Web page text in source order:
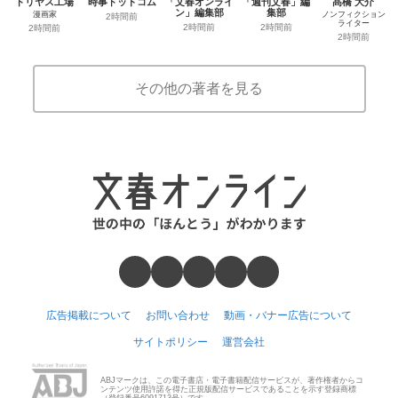
漫画家
2時間前
2時間前
ン」編集部
2時間前
集部
2時間前
ノンフィクション
ライター
2時間前
その他の著者を見る
広告掲載について お問い合わせ 動画・バナー広告について
サイトポリシー 運営会社
ABJマークは、この電子書店・電子書籍配信サービスが、著作権者からコ
ンテンツ使用許諾を得た正規版配信サービスであることを示す登録商標